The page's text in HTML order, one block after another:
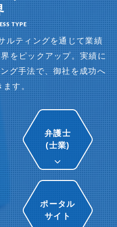
TYPE
ルティングを通じて業績
をピックアップ。実績に
グ手法で、御社を成功へ
ます。
弁護士
(士業)
ポータル
サイト